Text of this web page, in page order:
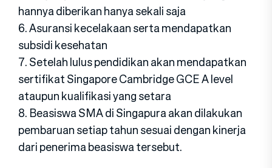
hannya diberikan hanya sekali saja
6. Asuransi kecelakaan serta mendapatkan
subsidi kesehatan
7. Setelah lulus pendidikan akan mendapatkan
sertifikat Singapore Cambridge GCE A level
ataupun kualifikasi yang setara
8. Beasiswa SMA di Singapura akan dilakukan
pembaruan setiap tahun sesuai dengan kinerja
dari penerima beasiswa tersebut.